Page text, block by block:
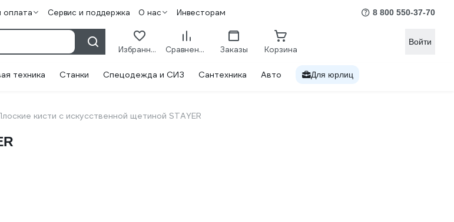
оплата Сервис и поддержка О нас Инвесторам 8 800 550-37-70
Избранное Сравнение Заказы Корзина
Войти
техника Станки Спецодежда и СИЗ Сантехника Авто Для юрлиц
кисти с искусственной щетиной STAYER